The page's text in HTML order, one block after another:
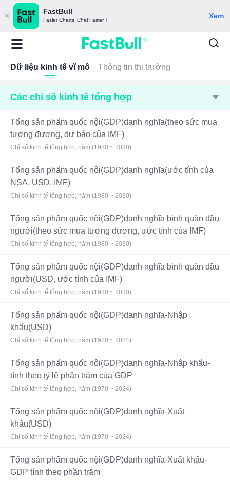
FastBull
Faster Charts, Chat Faster！ Xem
Dữ liệu kinh tế vĩ mô Thông tin thị trường
Các chỉ số kinh tế tổng hợp
Tổng sản phẩm quốc nội(GDP)danh nghĩa(theo sức mua
tương đương, dự báo của IMF)
Chỉ số kinh tế tổng hợp, năm (1980 ~ 2030)
Tổng sản phẩm quốc nội(GDP)danh nghĩa(ước tính của
NSA, USD, IMF)
Chỉ số kinh tế tổng hợp, năm (1980 ~ 2030)
Tổng sản phẩm quốc nội(GDP)danh nghĩa bình quân đầu
người(theo sức mua tương đương, ước tính của IMF)
Chỉ số kinh tế tổng hợp, năm (1980 ~ 2030)
Tổng sản phẩm quốc nội(GDP)danh nghĩa bình quân đầu
người(USD, ước tính của IMF)
Chỉ số kinh tế tổng hợp, năm (1980 ~ 2030)
Tổng sản phẩm quốc nội(GDP)danh nghĩa-Nhập
khẩu(USD)
Chỉ số kinh tế tổng hợp, năm (1970 ~ 2024)
Tổng sản phẩm quốc nội(GDP)danh nghĩa-Nhập khẩu-
tính theo tỷ lệ phần trăm của GDP
Chỉ số kinh tế tổng hợp, năm (1970 ~ 2024)
Tổng sản phẩm quốc nội(GDP)danh nghĩa-Xuất
khẩu(USD)
Chỉ số kinh tế tổng hợp, năm (1970 ~ 2024)
Tổng sản phẩm quốc nội(GDP)danh nghĩa-Xuất khẩu-
GDP tính theo phần trăm